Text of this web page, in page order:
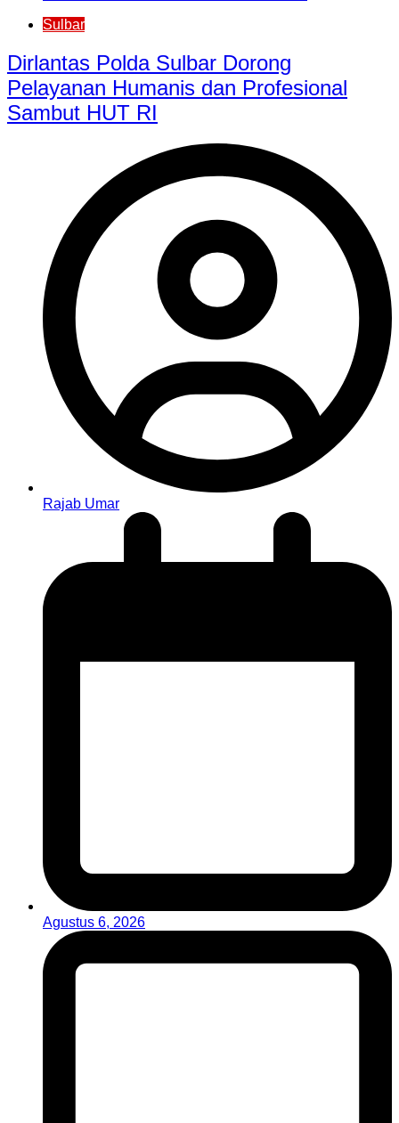
Sulbar
Dirlantas Polda Sulbar Dorong
Pelayanan Humanis dan Profesional
Sambut HUT RI
Rajab Umar
Agustus 6, 2026